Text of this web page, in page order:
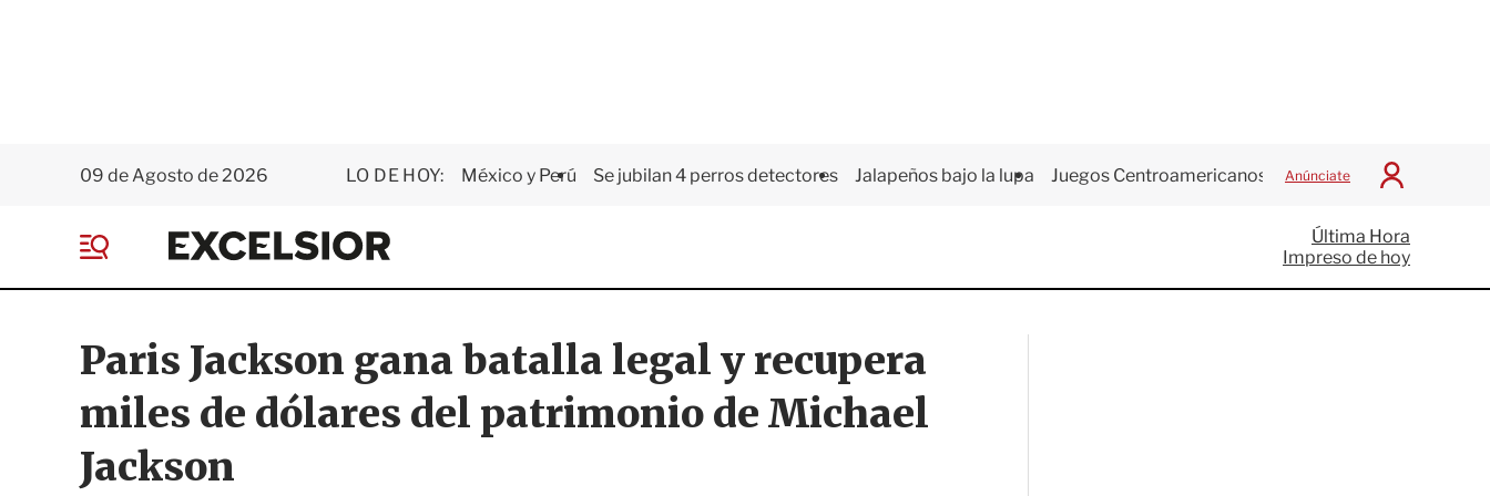
09 de Agosto de 2026 LO DE HOY: México y Perú Se jubilan 4 perros detectores Jalapeños bajo la lupa Juegos Centroamericanos Anúnciate
I
c
i
a
E
x
e
i
o
r
e
Última Hora
Impreso de hoy
Paris Jackson gana batalla legal y recupera
miles de dólares del patrimonio de Michael
Jackson